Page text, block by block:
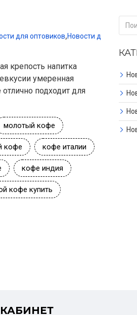
для оптовиков,Новости для
крепость напитка
умеренная
подходит для
молотый кофе
кофе кофе италии
кофе индия
кофе купить
КАБИНЕТ